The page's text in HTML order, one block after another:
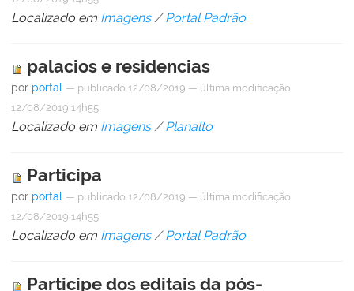
Localizado em Imagens /Portal Padrão
palacios e residencias
por portal — publicado 12/08/2019 — última modificação
12/08/2019 14h55
Localizado em Imagens /Planalto
Participa
por portal — publicado 12/08/2019 — última modificação
12/08/2019 14h55
Localizado em Imagens /Portal Padrão
Participe dos editais da pós-